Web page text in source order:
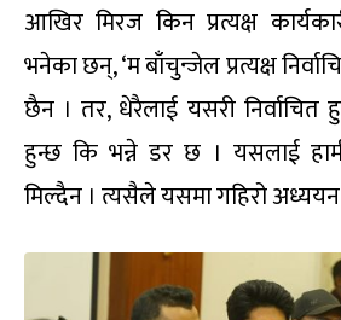
आखिर मिरज किन प्रत्यक्ष
भनेका छन्, ‘म बाँचुन्जेल प्रत्यक्ष
छैन । तर, धेरैलाई यसरी निर्वाचित
हुन्छ कि भन्ने डर छ । यसलाई
मिल्दैन । त्यसैले यसमा गहिरो